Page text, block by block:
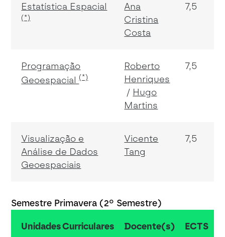
Estatística Espacial
(*)
Ana
Cristina
Costa
7,5
Programação
Geoespacial(*)
Roberto
Henriques
Hugo
Martins
7,5
Visualização e
Análise de Dados
Geoespaciais
Vicente
Tang
7,5
Semestre Primavera (2º Semestre)
Unidades Curriculares Docente(s) ECTS